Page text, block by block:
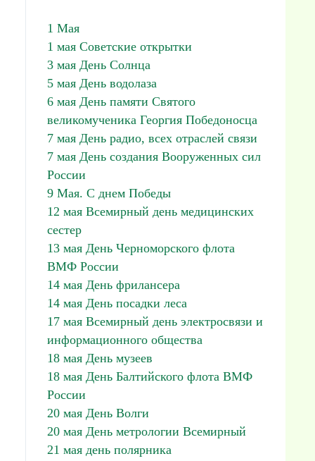
1 Мая
1 мая Советские открытки
3 мая День Солнца
5 мая День водолаза
6 мая День памяти Святого
великомученика Георгия Победоносца
7 мая День радио, всех отраслей связи
7 мая День создания Вооруженных сил
России
9 Мая. С днем Победы
12 мая Всемирный день медицинских
сестер
13 мая День Черноморского флота
ВМФ России
14 мая День фрилансера
14 мая День посадки леса
17 мая Всемирный день электросвязи и
информационного общества
18 мая День музеев
18 мая День Балтийского флота ВМФ
России
20 мая День Волги
20 мая День метрологии Всемирный
21 мая день полярника